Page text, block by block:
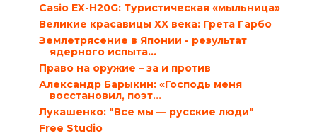
Casio EX-H20G: Туристическая «мыльница»
Великие красавицы ХХ века: Грета Гарбо
Землетрясение в Японии - результат
ядерного испыта...
Право на оружие – за и против
Александр Барыкин: «Господь меня
восстановил, поэт...
Лукашенко: "Все мы — русские люди"
Free Studio